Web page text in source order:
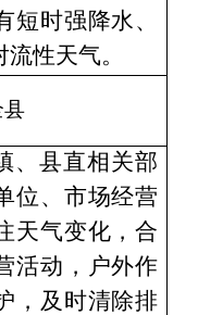
短时强降水、
性天气。
县
、县直相关部
位、市场经营
天气变化，合
活动，户外作
，及时清除排